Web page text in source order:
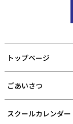
トップページ
ごあいさつ
スクールカレンダー